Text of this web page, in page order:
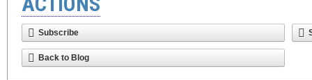
Subscribe
Back to Blog